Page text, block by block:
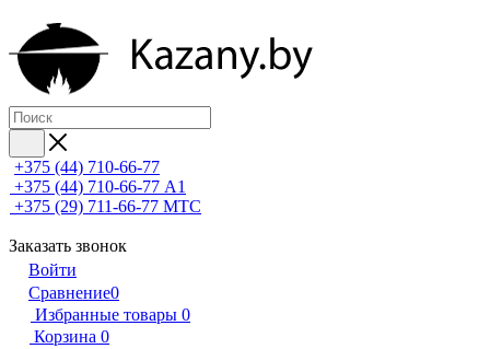
+375 (44) 710-66-77
+375 (44) 710-66-77 А1
+375 (29) 711-66-77 МТС
Заказать звонок
Войти
Сравнение0
Избранные товары 0
Корзина 0